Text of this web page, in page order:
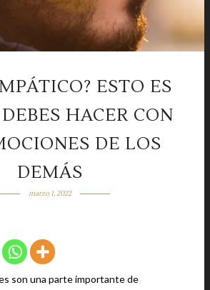
ESTO ES
HACER CON
DE LOS
DEMÁS
marzo 1, 2022
son una parte importante de